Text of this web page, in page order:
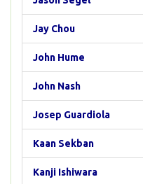
Jay Chou
John Hume
John Nash
Josep Guardiola
Kaan Sekban
Kanji Ishiwara